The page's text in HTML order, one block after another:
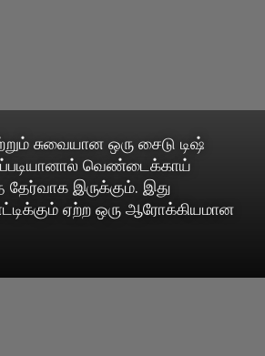
சுவையான ஒரு சைடு டிஷ்
வெண்டைக்காய்
தேர்வாக இருக்கும். இது
ஏற்ற ஒரு ஆரோக்கியமான